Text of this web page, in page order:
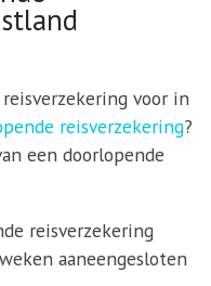
voor in
reisverzekering?
een doorlopende
reisverzekering
aaneengesloten